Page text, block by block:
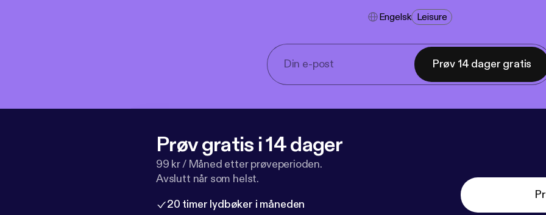
Engelsk Leisure
Prøv 14 dager gratis
Prøv gratis i 14 dager
99 kr / Måned etter prøveperioden.
Avslutt når som helst.
20 timer lydbøker i måneden